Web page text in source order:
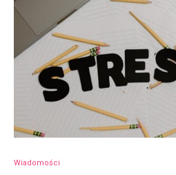
Wiadomości